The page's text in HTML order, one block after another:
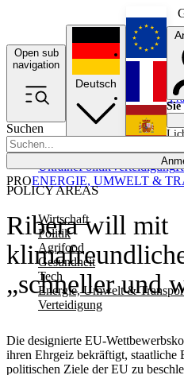
Open sub
navigation
Suchen
POLICY AREAS
Wirtschaft
Politik
Agrifood
Gesundheit
Tech
Energie, Umwelt &
Verteidigung
UkrainePolitikVerteidigung
Deutsch
Sie
Ribera will mit
„schneller und
Die designierte EU-
ihren Ehrgeiz bekräftigt, staatliche
politischen Ziele der EU zu
PROENERGIE, UMWELT &